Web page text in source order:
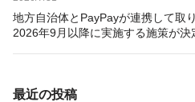
地方自治体とPayPayが連携して取
2026年9月以降に実施する施策が決
最近の投稿